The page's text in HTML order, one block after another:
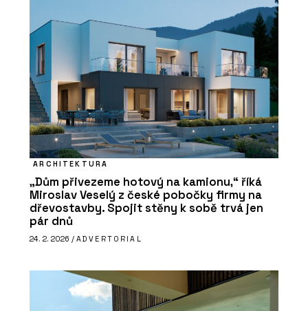
ARCHITEKTURA
„Dům přivezeme hotový na kamionu,“ říká
Miroslav Veselý z české pobočky firmy na
dřevostavby. Spojit stěny k sobě trvá jen
pár dnů
24. 2. 2026 / ADVERTORIAL